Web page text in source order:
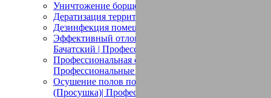
Уничтожение борщевика в Бачатский
Дератизация территории в Бачатский
Дезинфекция помещений в Бачатский
Эффективный отлов птиц в помещении в
Бачатский | Профессиональные услуги
Профессиональная сушка в Бачатский (Просушка)|
Профессиональные услуги
Осушение полов после потопа в Бачатский
(Просушка)| Профессиональные услуги